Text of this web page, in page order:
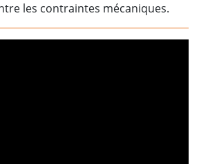
les contraintes mécaniques.